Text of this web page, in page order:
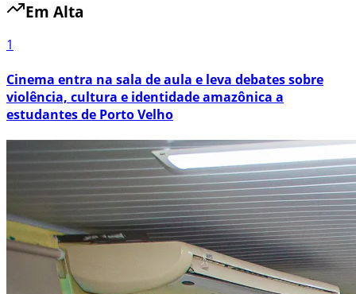
Em Alta
1
Cinema entra na sala de aula e leva debates sobre
violência, cultura e identidade amazônica a
estudantes de Porto Velho